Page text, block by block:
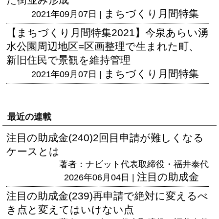
2021年09月07日 | まちづくり月間特集
【まちづくり月間特集2021】今泉あらい湧
水公園周辺地区=区画整理で生まれた町、
新旧住民で景観を維持管理
2021年09月07日 | まちづくり月間特集
最近の連載
注目の助成金(240)2回目申請が難しくなる
ケースとは
著者：ナビット代表取締役・福井泰代
2026年06月04日 | 注目の助成金
注目の助成金(239)再申請で絶対に変えるべ
き点と変えてはいけない点